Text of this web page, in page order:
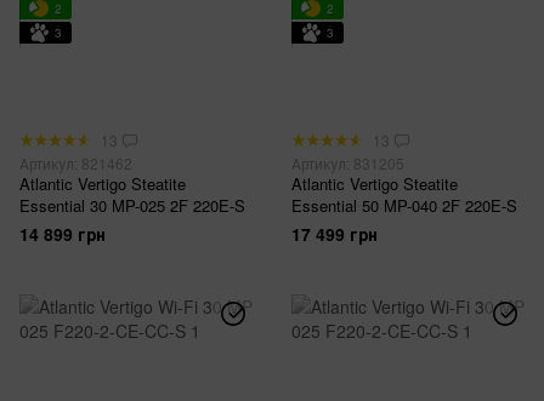
2
3
13
Артикул: 821462
Atlantic Vertigo Steatite
Essential 30 MP-025 2F 220E-S
14 899 грн
2
3
13
Артикул: 831205
Atlantic Vertigo Steatite
Essential 50 MP-040 2F 220E-S
17 499 грн